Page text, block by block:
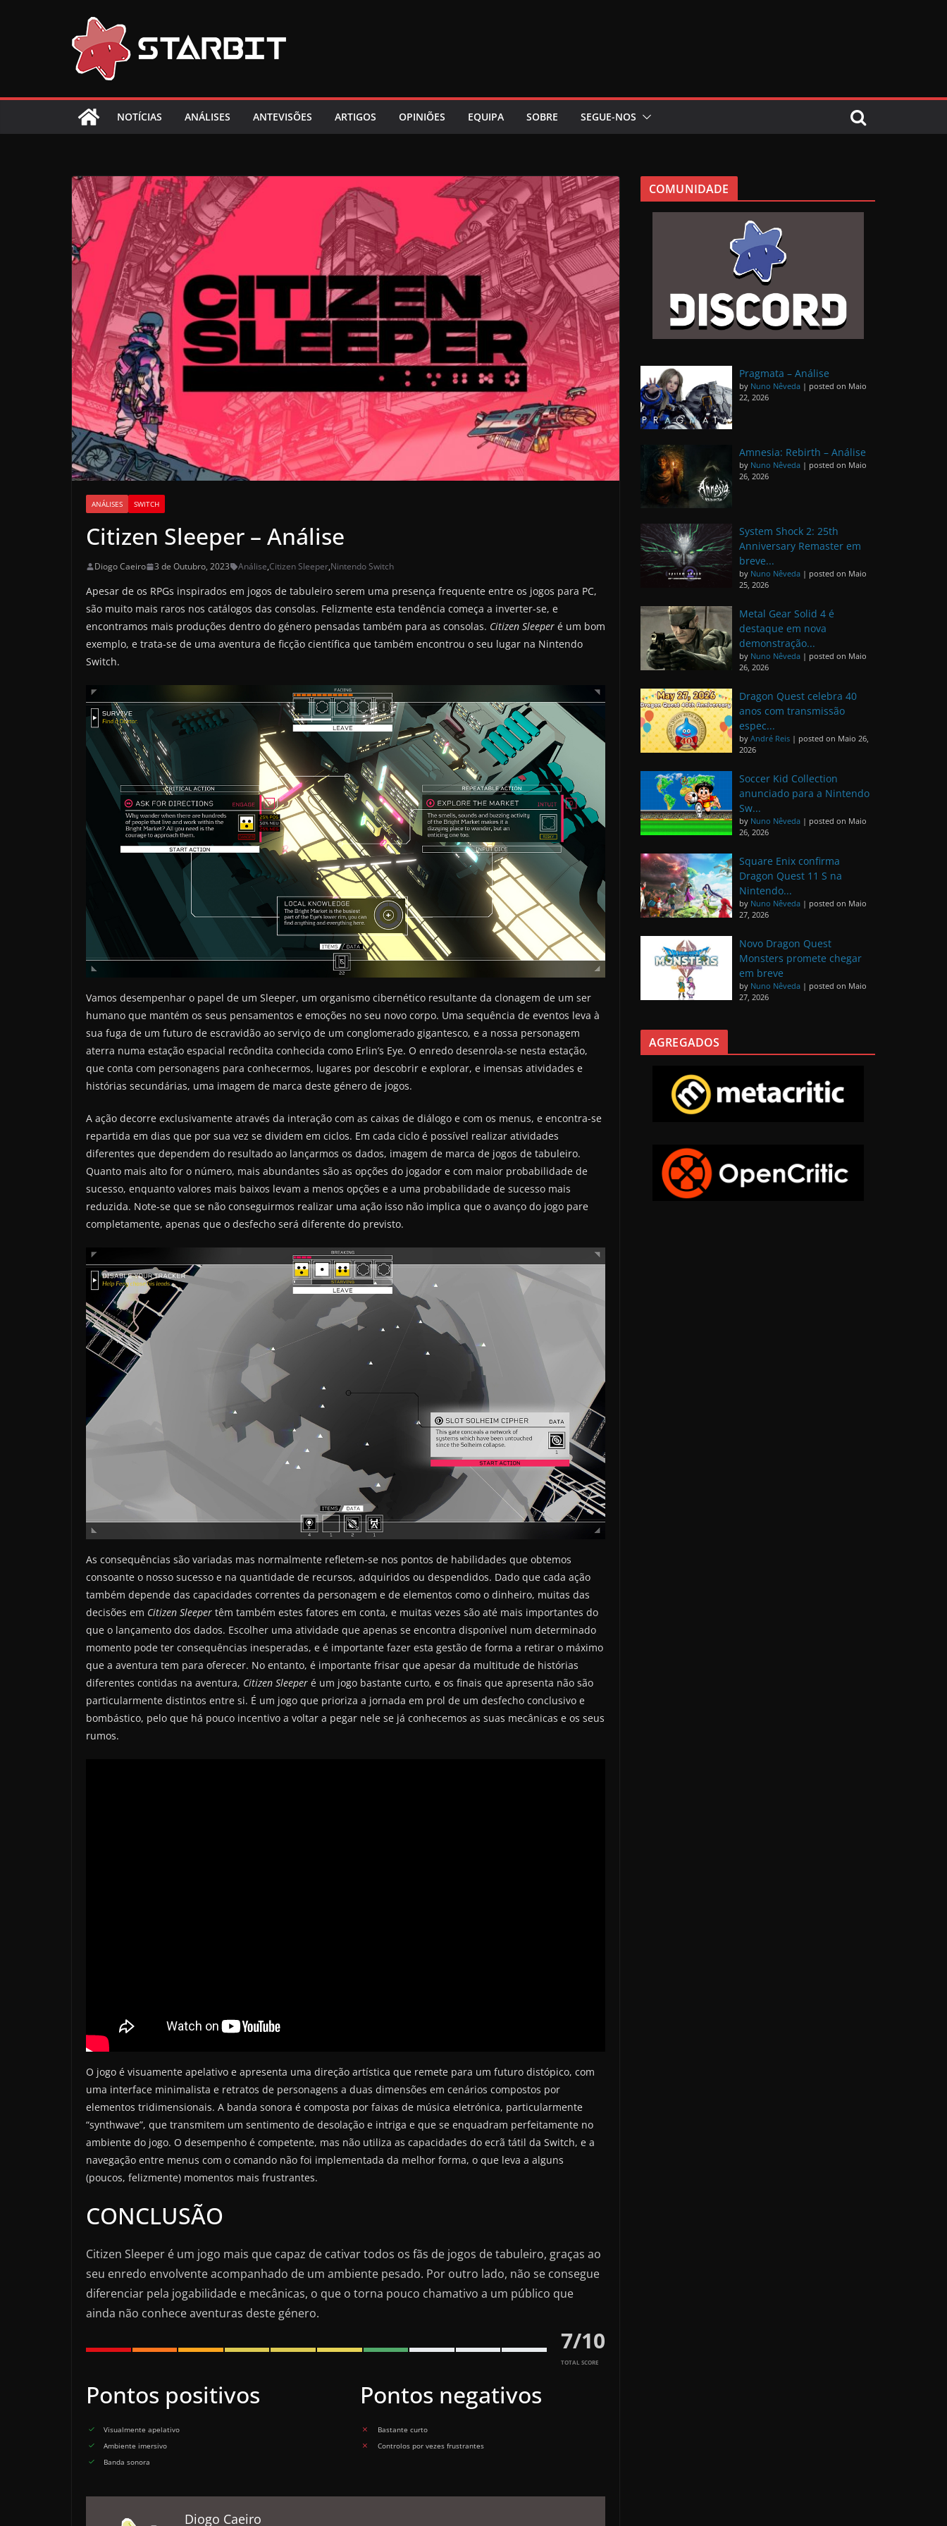
NOTÍCIAS ANÁLISES ANTEVISÕES ARTIGOS OPINIÕES EQUIPA SOBRE SEGUE-NOS
ANÁLISES SWITCH
Citizen Sleeper – Análise
Diogo Caeiro 3 de Outubro, 2023 Análise,Citizen Sleeper,Nintendo Switch
Apesar de os RPGs inspirados em jogos de tabuleiro serem uma presença frequente entre os jogos para PC,
são muito mais raros nos catálogos das consolas. Felizmente esta tendência começa a inverter-se, e
encontramos mais produções dentro do género pensadas também para as consolas. Citizen Sleeper é um bom
exemplo, e trata-se de uma aventura de ficção científica que também encontrou o seu lugar na Nintendo
Switch.
Vamos desempenhar o papel de um Sleeper, um organismo cibernético resultante da clonagem de um ser
humano que mantém os seus pensamentos e emoções no seu novo corpo. Uma sequência de eventos leva à
sua fuga de um futuro de escravidão ao serviço de um conglomerado gigantesco, e a nossa personagem
aterra numa estação espacial recôndita conhecida como Erlin’s Eye. O enredo desenrola-se nesta estação,
que conta com personagens para conhecermos, lugares por descobrir e explorar, e imensas atividades e
histórias secundárias, uma imagem de marca deste género de jogos.
A ação decorre exclusivamente através da interação com as caixas de diálogo e com os menus, e encontra-se
repartida em dias que por sua vez se dividem em ciclos. Em cada ciclo é possível realizar atividades
diferentes que dependem do resultado ao lançarmos os dados, imagem de marca de jogos de tabuleiro.
Quanto mais alto for o número, mais abundantes são as opções do jogador e com maior probabilidade de
sucesso, enquanto valores mais baixos levam a menos opções e a uma probabilidade de sucesso mais
reduzida. Note-se que se não conseguirmos realizar uma ação isso não implica que o avanço do jogo pare
completamente, apenas que o desfecho será diferente do previsto.
As consequências são variadas mas normalmente refletem-se nos pontos de habilidades que obtemos
consoante o nosso sucesso e na quantidade de recursos, adquiridos ou despendidos. Dado que cada ação
também depende das capacidades correntes da personagem e de elementos como o dinheiro, muitas das
decisões em Citizen Sleeper têm também estes fatores em conta, e muitas vezes são até mais importantes do
que o lançamento dos dados. Escolher uma atividade que apenas se encontra disponível num determinado
momento pode ter consequências inesperadas, e é importante fazer esta gestão de forma a retirar o máximo
que a aventura tem para oferecer. No entanto, é importante frisar que apesar da multitude de histórias
diferentes contidas na aventura, Citizen Sleeper é um jogo bastante curto, e os finais que apresenta não são
particularmente distintos entre si. É um jogo que prioriza a jornada em prol de um desfecho conclusivo e
bombástico, pelo que há pouco incentivo a voltar a pegar nele se já conhecemos as suas mecânicas e os seus
rumos.
O jogo é visuamente apelativo e apresenta uma direção artística que remete para um futuro distópico, com
uma interface minimalista e retratos de personagens a duas dimensões em cenários compostos por
elementos tridimensionais. A banda sonora é composta por faixas de música eletrónica, particularmente
“synthwave”, que transmitem um sentimento de desolação e intriga e que se enquadram perfeitamente no
ambiente do jogo. O desempenho é competente, mas não utiliza as capacidades do ecrã tátil da Switch, e a
navegação entre menus com o comando não foi implementada da melhor forma, o que leva a alguns
(poucos, felizmente) momentos mais frustrantes.
CONCLUSÃO
Citizen Sleeper é um jogo mais que capaz de cativar todos os fãs de jogos de tabuleiro, graças ao
seu enredo envolvente acompanhado de um ambiente pesado. Por outro lado, não se consegue
diferenciar pela jogabilidade e mecânicas, o que o torna pouco chamativo a um público que
ainda não conhece aventuras deste género.
7/10
TOTAL SCORE
Pontos positivos
Visualmente apelativo
Ambiente imersivo
Banda sonora
Pontos negativos
Bastante curto
Controlos por vezes frustrantes
Diogo Caeiro
COMUNIDADE
Pragmata – Análise
by Nuno Nêveda | posted on Maio
22, 2026
Amnesia: Rebirth – Análise
by Nuno Nêveda | posted on Maio
26, 2026
System Shock 2: 25th
Anniversary Remaster em
breve...
by Nuno Nêveda | posted on Maio
25, 2026
Metal Gear Solid 4 é
destaque em nova
demonstração...
by Nuno Nêveda | posted on Maio
26, 2026
Dragon Quest celebra 40
anos com transmissão
espec...
by André Reis | posted on Maio 26,
2026
Soccer Kid Collection
anunciado para a Nintendo
Sw...
by Nuno Nêveda | posted on Maio
26, 2026
Square Enix confirma
Dragon Quest 11 S na
Nintendo...
by Nuno Nêveda | posted on Maio
27, 2026
Novo Dragon Quest
Monsters promete chegar
em breve
by Nuno Nêveda | posted on Maio
27, 2026
AGREGADOS